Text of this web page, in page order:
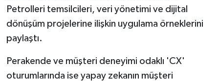
Petrolleri temsilcileri, veri yönetimi ve dijital
dönüşüm projelerine ilişkin uygulama örneklerini
paylaştı.
Perakende ve müşteri deneyimi odaklı 'CX'
oturumlarında ise yapay zekanın müşteri